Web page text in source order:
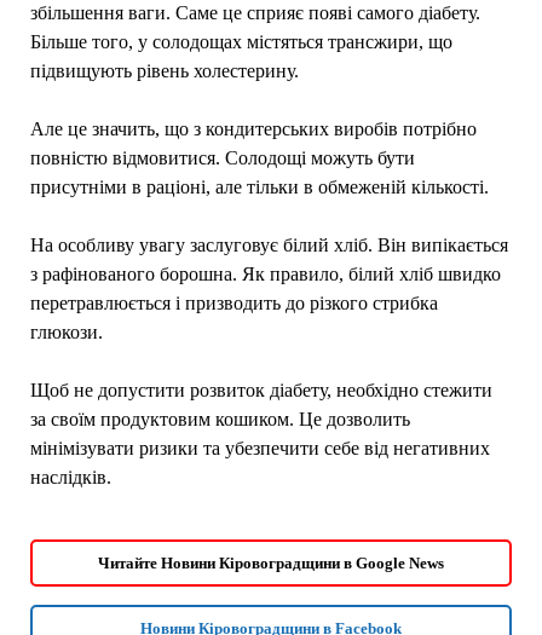
збільшення ваги. Саме це сприяє появі самого діабету.
Більше того, у солодощах містяться трансжири, що
підвищують рівень холестерину.
Але це значить, що з кондитерських виробів потрібно
повністю відмовитися. Солодощі можуть бути
присутніми в раціоні, але тільки в обмеженій кількості.
На особливу увагу заслуговує білий хліб. Він випікається
з рафінованого борошна. Як правило, білий хліб швидко
перетравлюється і призводить до різкого стрибка
глюкози.
Щоб не допустити розвиток діабету, необхідно стежити
за своїм продуктовим кошиком. Це дозволить
мінімізувати ризики та убезпечити себе від негативних
наслідків.
Читайте Новини Кіровоградщини в Google News
Новини Кіровоградщини в Facebook